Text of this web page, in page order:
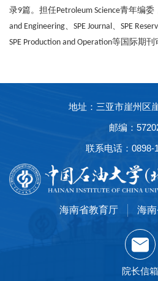
录9篇。担任Petroleum Science青年编委
and Engineering
SPE Journal SPE
SPE Production and Operation等国际期刊
地址：三亚市崖州区
邮编：
联系电话：0898-
海南省教育厅 海
院长信箱